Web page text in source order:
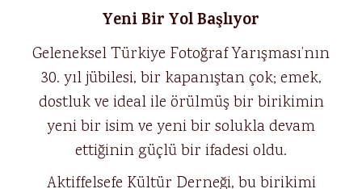
Yeni Bir Yol Başlıyor
Geleneksel Türkiye Fotoğraf Yarışması’nın
30. yıl jübilesi, bir kapanıştan çok; emek,
dostluk ve ideal ile örülmüş bir birikimin
yeni bir isim ve yeni bir solukla devam
ettiğinin güçlü bir ifadesi oldu.
Aktiffelsefe Kültür Derneği, bu birikimi